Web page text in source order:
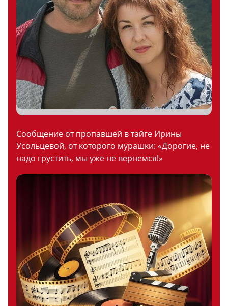
Сообщение от пропавшей в тайге Ирины
Усольцевой, от которого мурашки: «Дорогие, не
надо грустить, мы уже не вернемся!»